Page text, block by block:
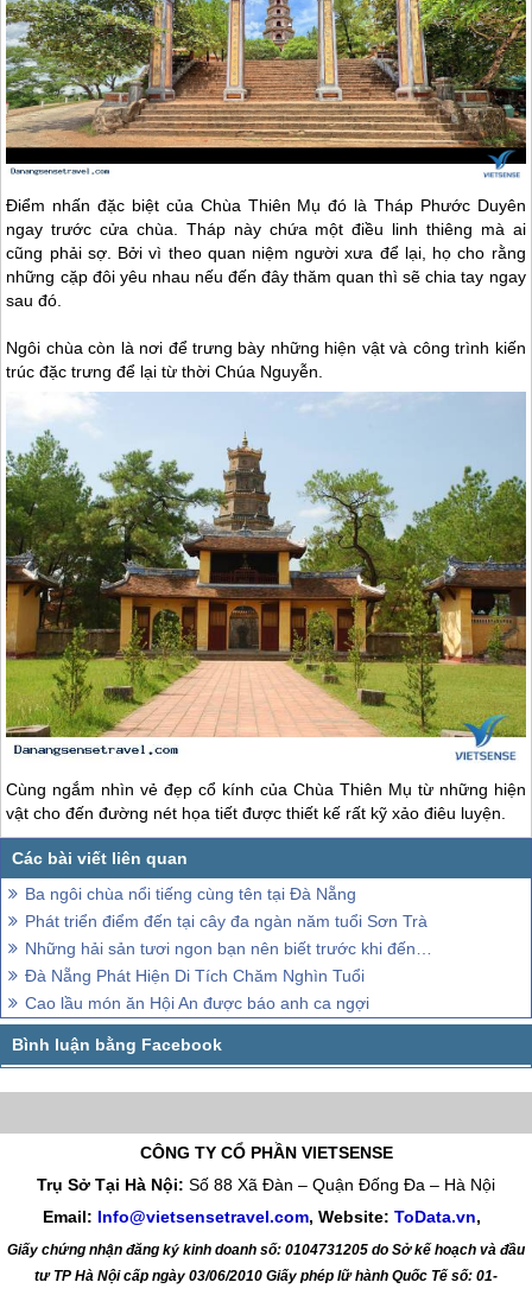
Điểm nhấn đặc biệt của Chùa Thiên Mụ đó là Tháp Phước Duyên
ngay trước cửa chùa. Tháp này chứa một điều linh thiêng mà ai
cũng phải sợ. Bởi vì theo quan niệm người xưa để lại, họ cho rằng
những cặp đôi yêu nhau nếu đến đây thăm quan thì sẽ chia tay ngay
sau đó.
Ngôi chùa còn là nơi để trưng bày những hiện vật và công trình kiến
trúc đặc trưng để lại từ thời Chúa Nguyễn.
Cùng ngắm nhìn vẻ đẹp cổ kính của Chùa Thiên Mụ từ những hiện
vật cho đến đường nét họa tiết được thiết kế rất kỹ xảo điêu luyện.
Ba ngôi chùa nổi tiếng cùng tên tại Đà Nẵng
Phát triển điểm đến tại cây đa ngàn năm tuổi Sơn Trà
Những hải sản tươi ngon bạn nên biết trước khi đến Đà Nẵng
Đà Nẵng Phát Hiện Di Tích Chăm Nghìn Tuổi
Cao lầu món ăn Hội An được báo anh ca ngợi
CÔNG TY CỔ PHẦN VIETSENSE
Trụ Sở Tại Hà Nội: Số 88 Xã Đàn – Quận Đống Đa – Hà Nội
Email: Info@vietsensetravel.com, Website: ToData.vn,
Giấy chứng nhận đăng ký kinh doanh số: 0104731205 do Sở kế hoạch và đầu
tư TP Hà Nội cấp ngày 03/06/2010 Giấy phép lữ hành Quốc Tế số: 01-